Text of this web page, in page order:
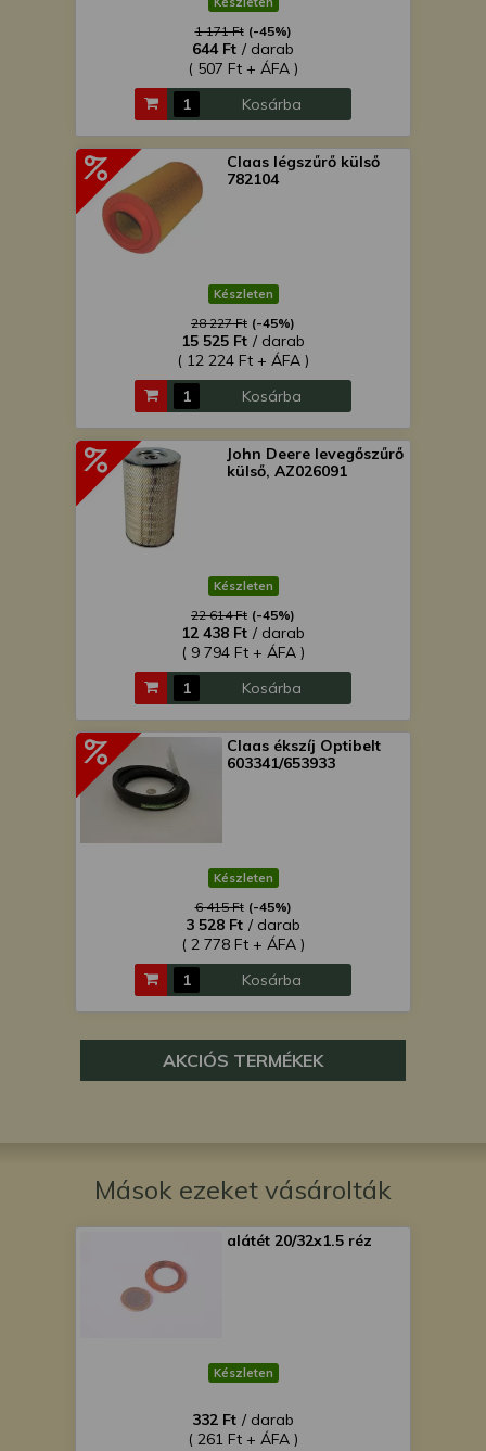
1 171 Ft (-45%)
644 Ft / darab
( 507 Ft + ÁFA )
Kosárba
Claas légszűrő külső
782104
Készleten
28 227 Ft (-45%)
15 525 Ft / darab
( 12 224 Ft + ÁFA )
Kosárba
John Deere levegőszűrő
külső, AZ026091
Készleten
22 614 Ft (-45%)
12 438 Ft / darab
( 9 794 Ft + ÁFA )
Kosárba
Claas ékszíj Optibelt
603341/653933
Készleten
6 415 Ft (-45%)
3 528 Ft / darab
( 2 778 Ft + ÁFA )
Kosárba
AKCIÓS TERMÉKEK
Mások ezeket vásárolták
alátét 20/32x1.5 réz
Készleten
332 Ft / darab
( 261 Ft + ÁFA )